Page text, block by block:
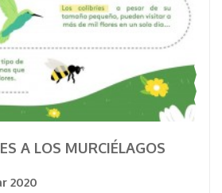
A LOS MURCIÉLAGOS
2020